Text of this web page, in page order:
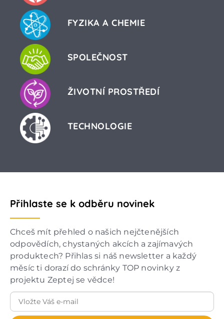
FYZIKA A CHEMIE
SPOLEČNOST
ŽIVOTNÍ PROSTŘEDÍ
TECHNOLOGIE
Přihlaste se k odběru novinek
Chceš mít přehled o našich nejčtenějších
odpovědích, chystaných akcích a zajímavých
produktech? Přihlas si náš newsletter a každý
měsíc ti dorazí do schránky TOP novinky z
projektu Zeptej se vědce!